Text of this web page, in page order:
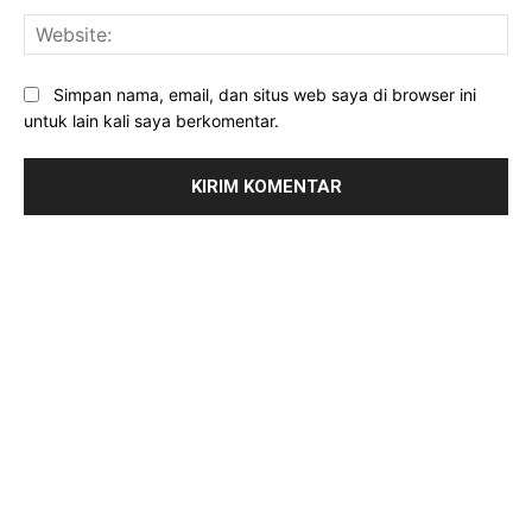
Simpan nama, email, dan situs web saya di browser ini
untuk lain kali saya berkomentar.